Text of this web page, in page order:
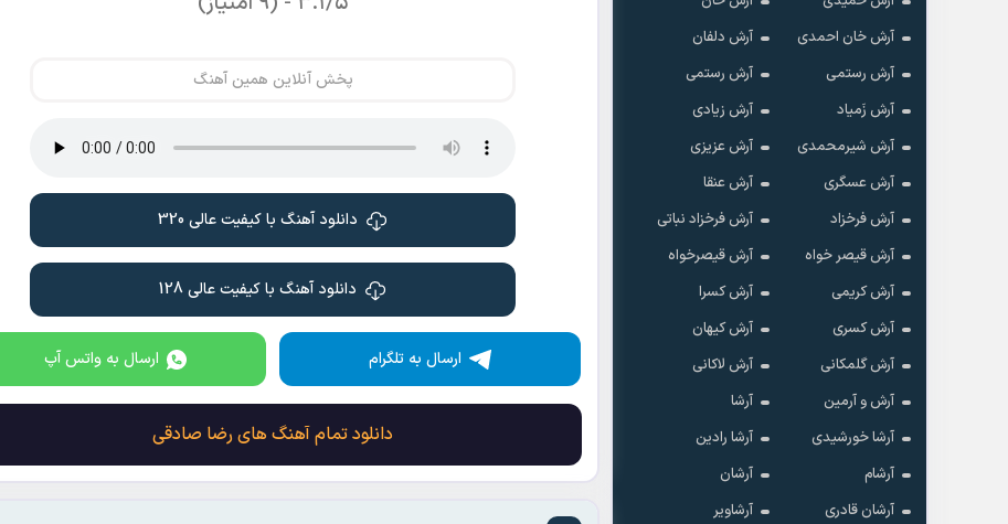
آرش خان احمدی
آرش دلفان
آرش رستمى
آرش رستمی
آرش زَمیاد
آرش زیادی
آرش شیرمحمدی
آرش عزیزی
آرش عسگری
آرش عنقا
آرش فرخزاد
آرش فرخزاد نباتی
آرش قیصر خواه
آرش قیصرخواه
آرش کریمی
آرش کسرا
آرش کسری
آرش کیهان
آرش گلمکانی
آرش لاکانی
آرش و آرمین
آرشا
آرشا خورشیدی
آرشا رادین
آرشام
آرشان
آرشان قادری
آرشاویر
پخش آنلاین همین آهنگ
دانلود آهنگ با کیفیت عالی 320
دانلود آهنگ با کیفیت عالی 128
ارسال به تلگرام ارسال به واتس آپ
دانلود تمام آهنگ های رضا صادقی